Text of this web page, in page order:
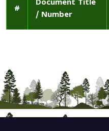
#
Document Title
/ Number